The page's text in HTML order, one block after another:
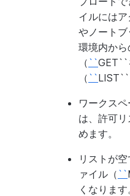
イルには
やノートブ
環境内か
（ ``GET``
（ ``LIST``
ワークス
は、許可
めます。
リストが
ァイル（ ``
くなります